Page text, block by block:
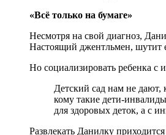
«Всё только на бумаге»
Несмотря на свой диагноз,
Настоящий джентльмен, шутит
Но социализировать ребенка с
Детский сад нам не дают,
кому такие дети-
для здоровых деток, а с
Развлекать Данилку